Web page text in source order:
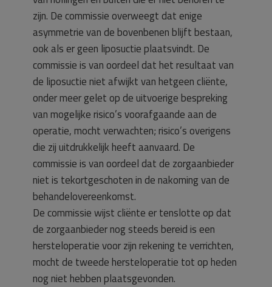
zijn. De commissie overweegt dat enige
asymmetrie van de bovenbenen blijft bestaan,
ook als er geen liposuctie plaatsvindt. De
commissie is van oordeel dat het resultaat van
de liposuctie niet afwijkt van hetgeen cliënte,
onder meer gelet op de uitvoerige bespreking
van mogelijke risico’s voorafgaande aan de
operatie, mocht verwachten; risico’s overigens
die zij uitdrukkelijk heeft aanvaard. De
commissie is van oordeel dat de zorgaanbieder
niet is tekortgeschoten in de nakoming van de
behandelovereenkomst.
De commissie wijst cliënte er tenslotte op dat
de zorgaanbieder nog steeds bereid is een
hersteloperatie voor zijn rekening te verrichten,
mocht de tweede hersteloperatie tot op heden
nog niet hebben plaatsgevonden.